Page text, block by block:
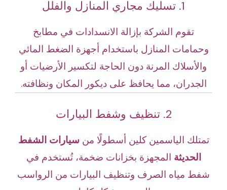
1. تسليك مجاري المنازل والفلل
تقوم الشركة بإزالة الانسدادات في مطابخ
وحمامات المنازل باستخدام أجهزة الضغط المائي
والأسلاك المرنة دون الحاجة لتكسير الأرضيات أو
الجدران، مما يحافظ على ديكور المكان ونظافته.
2. تنظيف وشفط البيارات
تمتلك الياسمين كلين أسطولًا منسيارات الشفط
الحديثة المجهزة بخزانات ضخمة، تُستخدم في
شفط مياه الصرف وتنظيف البيارات من الرواسب